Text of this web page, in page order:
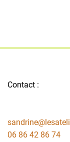
Contact :
06 86 42 86 74